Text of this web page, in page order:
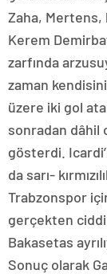
Zaha,
Kerem
zarfında
zaman
üzere iki gol
sonradan dâhil
gösterdi.
da sarı-
Trabzonspor
gerçekten
Bakasetas
Sonuç olarak